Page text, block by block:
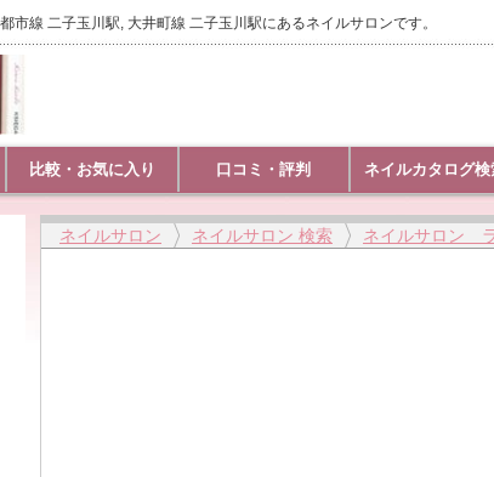
線 二子玉川駅, 大井町線 二子玉川駅にあるネイルサロンです。
比較・お気に入り 口コミ・評判 ネイルカタログ検
ネイルサロン ネイルサロン 検索 ネイルサロン